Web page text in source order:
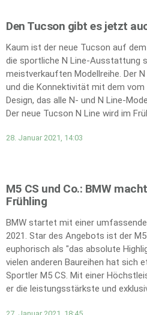
Den Tucson gibt es jetzt
Kaum ist der neue Tucson auf
die sportliche N Line-Ausstattung
meistverkauften Modellreihe. Der
und die Konnektivität mit dem
Design, das alle N- und N Line-
Der neue Tucson N Line wird im
28. Januar 2021, 14:03
M5 CS und Co.: BMW
Frühling
BMW startet mit einer
2021. Star des Angebots ist der
euphorisch als "das absolute
vielen anderen Baureihen hat sich
Sportler M5 CS. Mit einer
er die leistungsstärkste und